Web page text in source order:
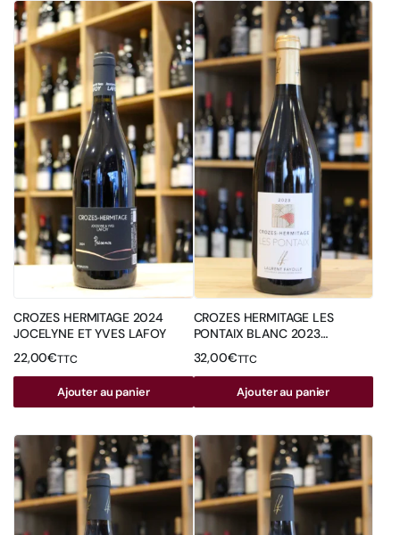
CROZES HERMITAGE 2024
JOCELYNE ET YVES LAFOY
22,00€TTC
Ajouter au panier
CROZES HERMITAGE LES
PONTAIX BLANC 2023
DOMAINE FAYOLLE
32,00€TTC
Ajouter au panier